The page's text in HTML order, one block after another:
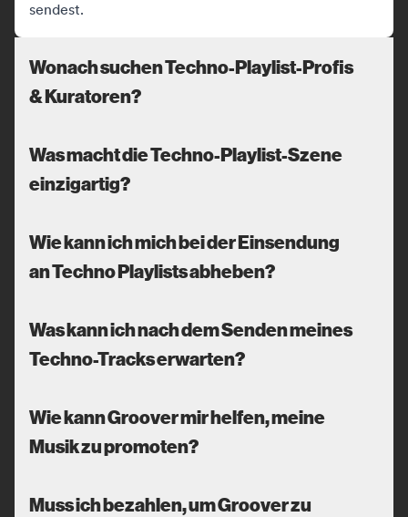
sendest.
Wonach suchen Techno-Playlist-Profis
& Kuratoren?
Was macht die Techno-Playlist-Szene
einzigartig?
Wie kann ich mich bei der Einsendung
an Techno Playlists abheben?
Was kann ich nach dem Senden meines
Techno-Tracks erwarten?
Wie kann Groover mir helfen, meine
Musik zu promoten?
Muss ich bezahlen, um Groover zu